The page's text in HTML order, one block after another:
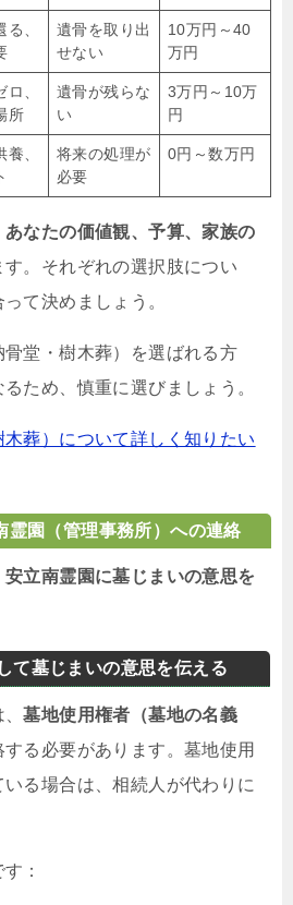
る、
遺骨を取り出
せない
10万円～40
万円
、
所
遺骨が残らな
い
3万円～10万
円
、
将来の処理が
必要
0円～数万円
あなたの価値観、予算、家族の
。それぞれの選択肢につい
て決めましょう。
堂・樹木葬）を選ばれる方
ため、慎重に選びましょう。
葬）について詳しく知りたい
霊園（管理事務所）への連絡
安立南霊園に墓じまいの意思を
て墓じまいの意思を伝える
、墓地使用権者（墓地の名義
る必要があります。墓地使用
る場合は、相続人が代わりに
：